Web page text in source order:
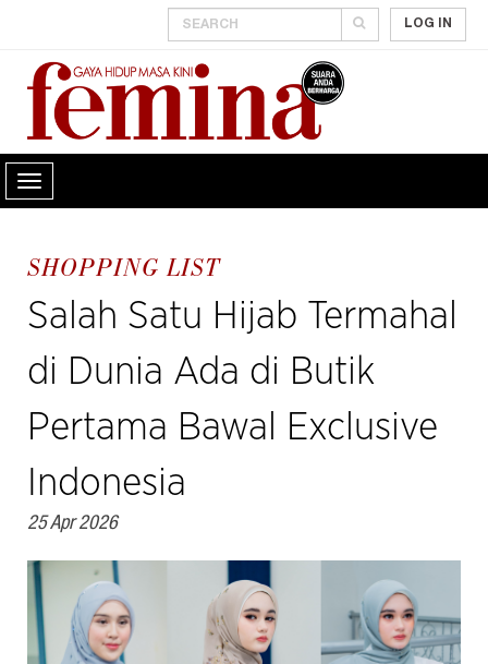
LOG IN
SHOPPING LIST
Salah Satu Hijab Termahal
di Dunia Ada di Butik
Pertama Bawal Exclusive
Indonesia
25 Apr 2026